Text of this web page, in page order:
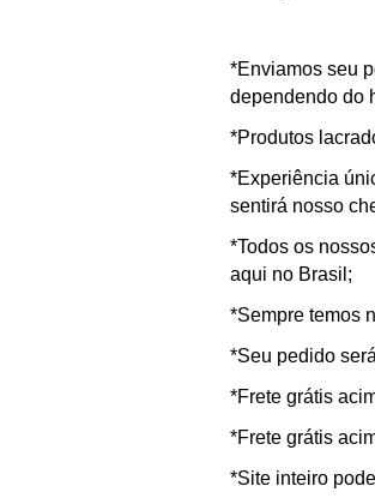
*Enviamos seu
dependendo do
*Produtos
*Experiência
sentirá nosso
*Todos os
aqui no Brasil;
*Sempre temos
*Seu pedido
*Frete grátis
*Frete grátis
*Site inteiro